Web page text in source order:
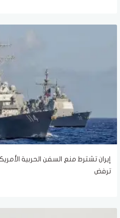
إيران تشترط منع السفن الحربية
ترفض